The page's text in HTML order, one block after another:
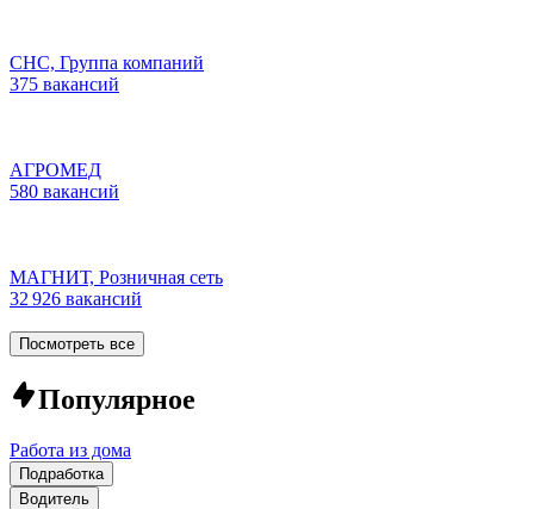
СНС, Группа компаний
375 вакансий
АГРОМЕД
580 вакансий
МАГНИТ, Розничная сеть
32 926 вакансий
Посмотреть все
Популярное
Работа из дома
Подработка
Водитель